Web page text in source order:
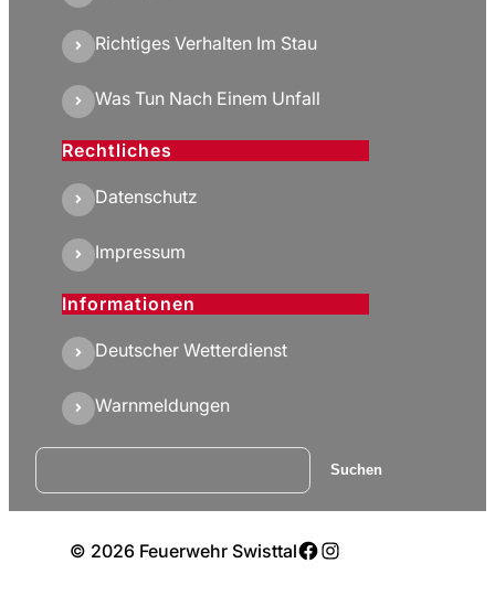
Richtiges Verhalten Im Stau
Was Tun Nach Einem Unfall
Rechtliches
Datenschutz
Impressum
Informationen
Deutscher Wetterdienst
Warnmeldungen
Suchen Suchen
© 2026 Feuerwehr SwisttalFacebook
Instagram